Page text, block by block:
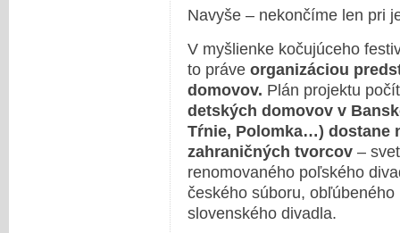
Navyše – nekončíme len pri
V myšlienke kočujúceho
to práve organizáciou
domovov. Plán projektu
detských domovov v
Tŕnie, Polomka…) dostane
zahraničných tvorcov –
renomovaného poľského
českého súboru,
slovenského divadla.